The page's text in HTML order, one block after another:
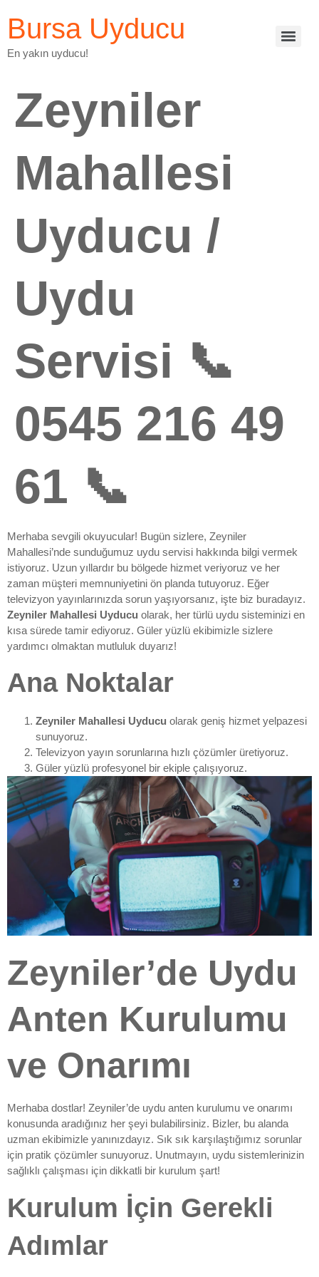
Bursa Uyducu
En yakın uyducu!
Zeyniler
Mahallesi
Uyducu /
Uydu
Servisi 📞
0545 216 49
61 📞
Merhaba sevgili okuyucular! Bugün sizlere, Zeyniler
Mahallesi’nde sunduğumuz uydu servisi hakkında bilgi vermek
istiyoruz. Uzun yıllardır bu bölgede hizmet veriyoruz ve her
zaman müşteri memnuniyetini ön planda tutuyoruz. Eğer
televizyon yayınlarınızda sorun yaşıyorsanız, işte biz buradayız.
Zeyniler Mahallesi Uyducu olarak, her türlü uydu sisteminizi en
kısa sürede tamir ediyoruz. Güler yüzlü ekibimizle sizlere
yardımcı olmaktan mutluluk duyarız!
Ana Noktalar
Zeyniler Mahallesi Uyducu olarak geniş hizmet yelpazesi
sunuyoruz.
Televizyon yayın sorunlarına hızlı çözümler üretiyoruz.
Güler yüzlü profesyonel bir ekiple çalışıyoruz.
Zeyniler’de Uydu
Anten Kurulumu
ve Onarımı
Merhaba dostlar! Zeyniler’de uydu anten kurulumu ve onarımı
konusunda aradığınız her şeyi bulabilirsiniz. Bizler, bu alanda
uzman ekibimizle yanınızdayız. Sık sık karşılaştığımız sorunlar
için pratik çözümler sunuyoruz. Unutmayın, uydu sistemlerinizin
sağlıklı çalışması için dikkatli bir kurulum şart!
Kurulum İçin Gerekli
Adımlar